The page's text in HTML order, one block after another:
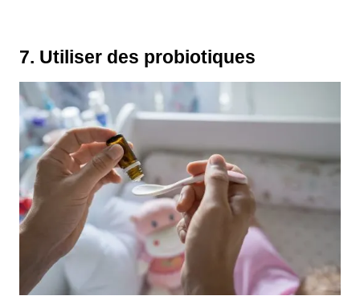
7. Utiliser des probiotiques